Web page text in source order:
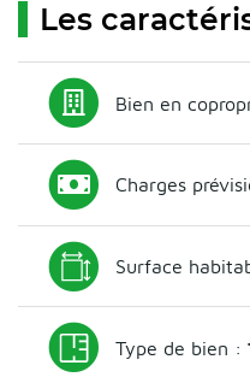
Les
Bien en
Charges
Surface
Type de bien :